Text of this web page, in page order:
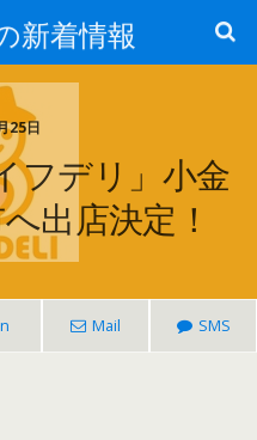
新着情報
25日
フデリ」小金
出店決定！
Mail SMS